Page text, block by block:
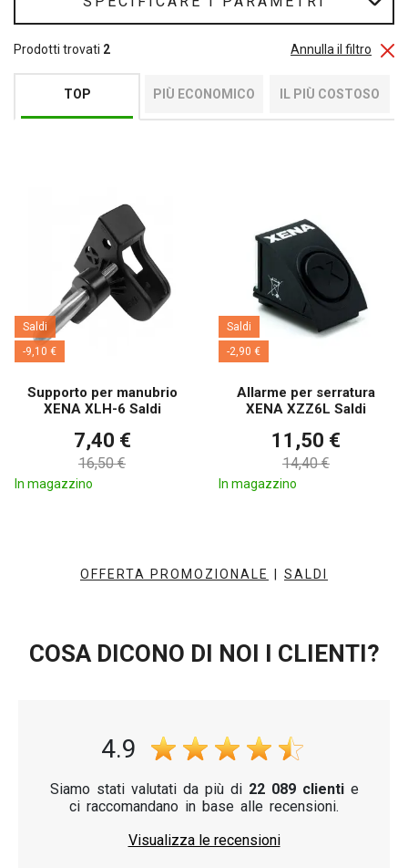
Annulla il filtro
Prodotti trovati 2
TOP PIÙ ECONOMICO IL PIÙ COSTOSO
Saldi
-9,10 €
Supporto per manubrio
XENA XLH-6 Saldi
7,40 €
16,50 €
In magazzino
Saldi
-2,90 €
Allarme per serratura
XENA XZZ6L Saldi
11,50 €
14,40 €
In magazzino
OFFERTA PROMOZIONALE SALDI
COSA DICONO DI NOI I CLIENTI?
4.9
Siamo stati valutati da più di 22 089 clientie
ci raccomandano in base alle recensioni.
Visualizza le recensioni